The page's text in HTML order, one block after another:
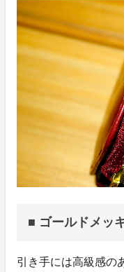
■ ゴールドメッ
引き手には高級感の